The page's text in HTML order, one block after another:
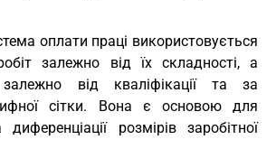
оплати праці використовується
залежно від їх складності, а
від кваліфікації та за
сітки. Вона є основою для
розмірів заробітної